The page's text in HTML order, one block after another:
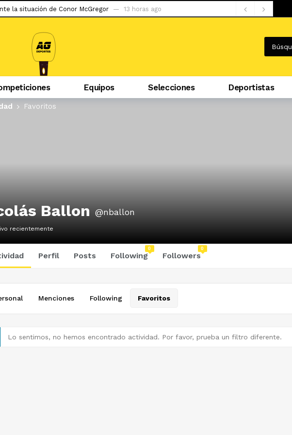
la situación de Conor McGregor 13 horas ago
1 día ago
puerta a la gran apuesta de Simeone
mal, la hinchada me tiene cariño»
podría debutar en Liga 1 ante la ‘U’ 2 días ago
con Pablo Guede y hasta pensé en irme»
Equipos Selecciones Deportistas
Favoritos
Ballon @nballon
recientemente
Perfil Posts Following
0
Followers
0
Menciones Following Favoritos
Lo sentimos, no hemos encontrado actividad. Por favor, prueba un filtro diferente.